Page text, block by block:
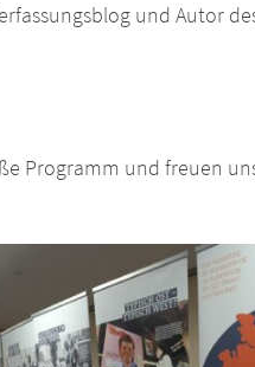
und Autor
Programm und freuen